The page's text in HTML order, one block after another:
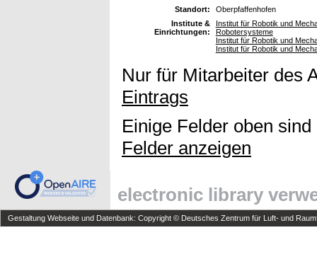
Standort:
Oberpfaffenhofen
Institute &
Einrichtungen:
Institut für Robotik und
Robotersysteme
Institut für Robotik und
Institut für Robotik und
Nur für Mitarbeiter des
Eintrags
Einige Felder oben
Felder anzeigen
electronic library
Gestaltung Webseite und Datenbank: Copyright © Deutsches Zentrum für Luft- und